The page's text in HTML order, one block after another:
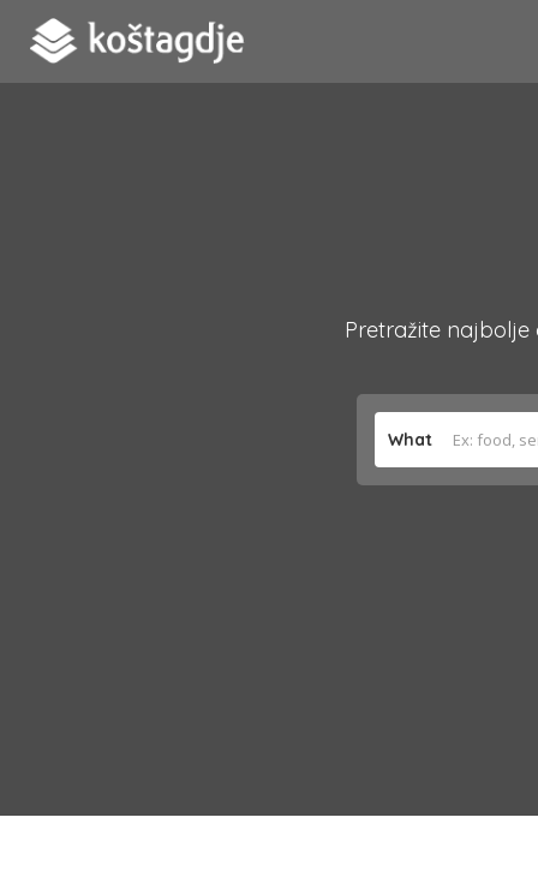
Pretražite najbolje
What